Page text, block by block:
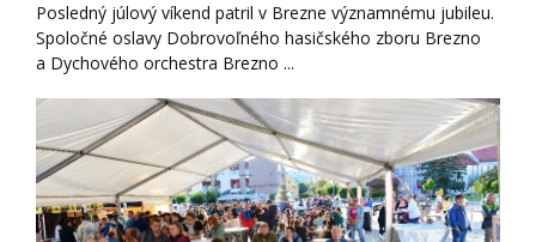
Posledný júlový víkend patril v Brezne významnému jubileu.
Spoločné oslavy Dobrovoľného hasičského zboru Brezno
a Dychového orchestra Brezno ...